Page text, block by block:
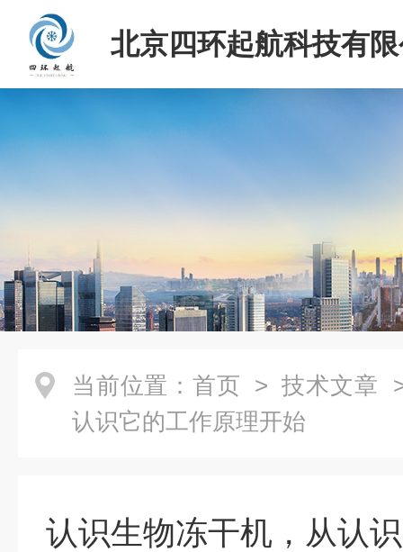
北京四环起航科技有
当前位置： 首页 > 技术文章
认识它的工作原理开始
认识生物冻干机，从认